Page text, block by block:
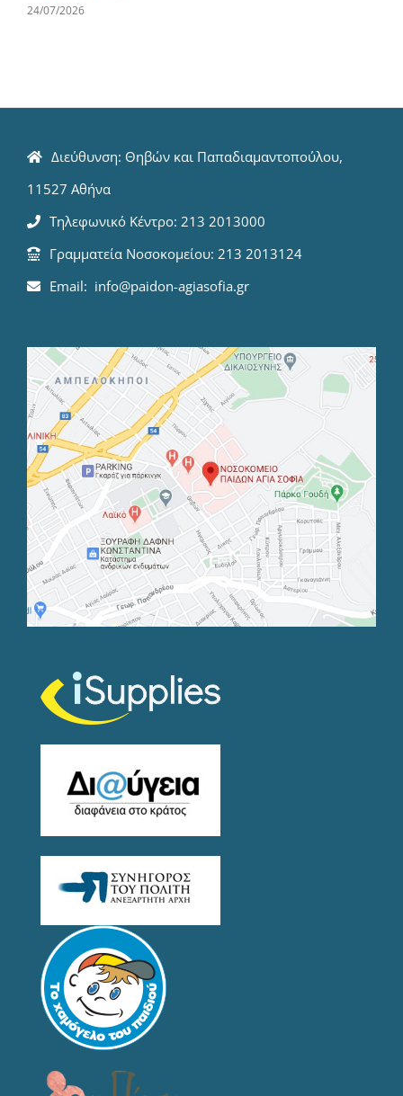
24/07/2026
Διεύθυνση: Θηβών και Παπαδιαμαντοπούλου,
11527 Αθήνα
Τηλεφωνικό Κέντρο: 213 2013000
Γραμματεία Νοσοκομείου: 213 2013124
Email: info@paidon-agiasofia.gr